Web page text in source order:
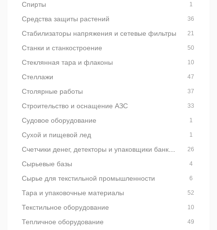
Спирты 1
Средства защиты растений 36
Стабилизаторы напряжения и сетевые фильтры 21
Станки и станкостроение 50
Стеклянная тара и флаконы 10
Стеллажи 47
Столярные работы 37
Строительство и оснащение АЗС 33
Судовое оборудование 1
Сухой и пищевой лед 1
26
Сырьевые базы 4
Сырье для текстильной промышленности 6
Тара и упаковочные материалы 52
Текстильное оборудование 10
Тепличное оборудование 49